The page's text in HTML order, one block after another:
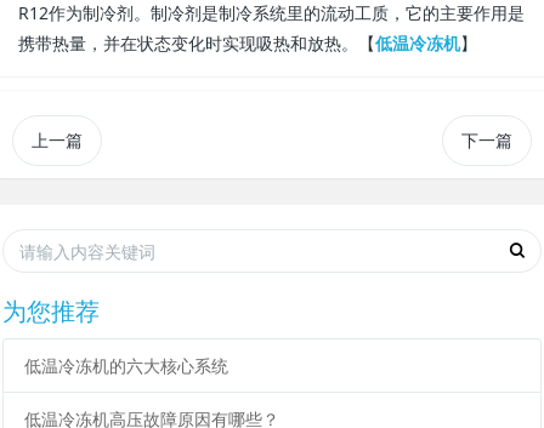
R12作为制冷剂。制冷剂是制冷系统里的流动工质，它的主要作用是
携带热量，并在状态变化时实现吸热和放热。【低温冷冻机】
上一篇 下一篇
为您推荐
低温冷冻机的六大核心系统
低温冷冻机高压故障原因有哪些？